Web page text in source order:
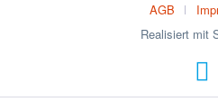
AGB
Realisiert mit